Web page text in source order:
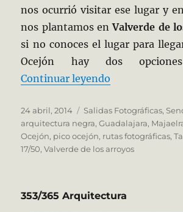
nos ocurrió visitar ese lugar y
nos plantamos enValverde de
si no conoces el lugar para
Ocejón hay dos
Continuar leyendo
Publicado
el
24 abril, 2014 Categorías
Salidas Fotográficas,
arquitectura negra,Guadalajara,
Ocejón, pico ocejón, rutas fotográficas,
17/50,Valverde de los arroyos
353/365 Arquitectura